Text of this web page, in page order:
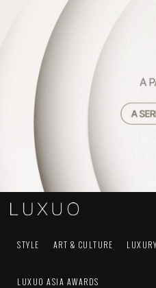
STYLE ART & CULTURE
LUXUO ASIA AWARDS